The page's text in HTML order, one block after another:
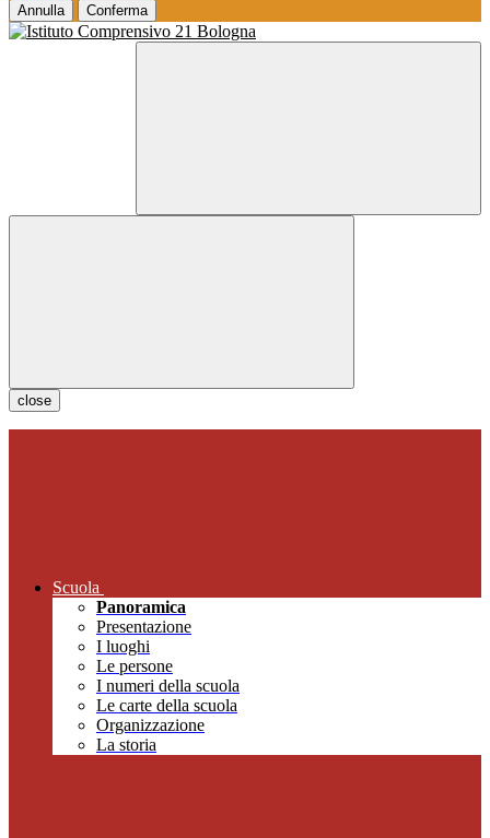
Annulla Conferma
close
Scuola
Panoramica
Presentazione
I luoghi
Le persone
I numeri della scuola
Le carte della scuola
Organizzazione
La storia